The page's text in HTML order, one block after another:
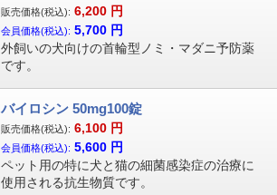
販売価格(税込): 6,200 円
会員価格(税込): 5,700 円
外飼いの犬向けの首輪型ノミ・マダニ予防薬
です。
バイロシン 50mg100錠
販売価格(税込): 6,100 円
会員価格(税込): 5,600 円
ペット用の特に犬と猫の細菌感染症の治療に
使用される抗生物質です。